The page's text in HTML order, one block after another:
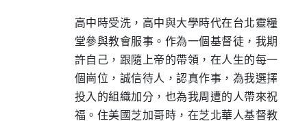
高中時受洗，高中與大學時代在台北靈糧
堂參與教會服事。作為一個基督徒，我期
許自己，跟隨上帝的帶領，在人生的每一
個崗位，誠信待人，認真作事，為我選擇
投入的組織加分，也為我周遭的人帶來祝
福。住美國芝加哥時，在芝北華人基督教